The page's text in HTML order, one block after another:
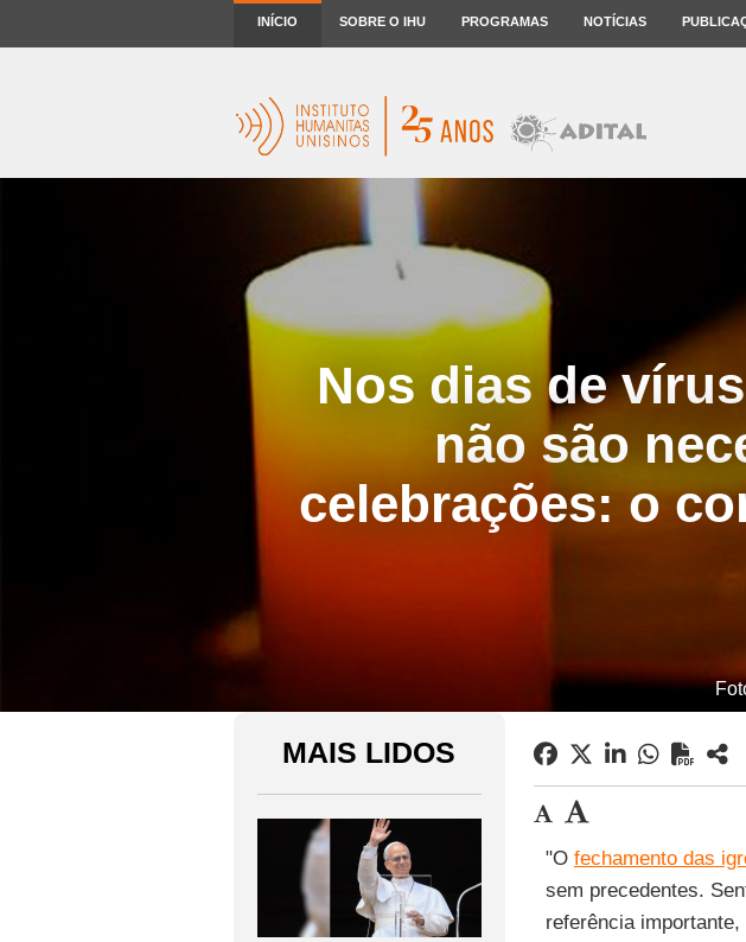
INÍCIO SOBRE O IHU PROGRAMAS NOTÍCIAS
Nos dias de
não são
celebrações: o
MAIS LIDOS
"O fechamento das
sem precedentes.
referência